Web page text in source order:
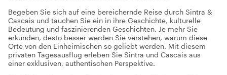
Begeben Sie sich auf eine bereichernde Reise durch Sintra &
Cascais und tauchen Sie ein in ihre Geschichte, kulturelle
Bedeutung und faszinierenden Geschichten. Je mehr Sie
erkunden, desto besser werden Sie verstehen, warum diese
Orte von den Einheimischen so geliebt werden. Mit diesem
privaten Tagesausflug erleben Sie Sintra und Cascais aus
einer exklusiven, authentischen Perspektive.